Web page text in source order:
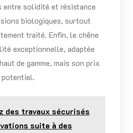
entre solidité et résistance
biologiques, surtout
traité. Enfin, le chêne
exceptionnelle, adaptée
de gamme, mais son prix
potentiel.
des travaux sécurisés
suite à des